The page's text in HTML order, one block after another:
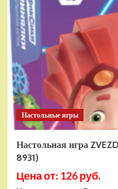
RiverToys
Mercedes-
Maybach
G650
Landaulet
(M999MM-
WHITE)
белый
Настольные игры
Настольная игра
8931)
Цена от: 126 руб.